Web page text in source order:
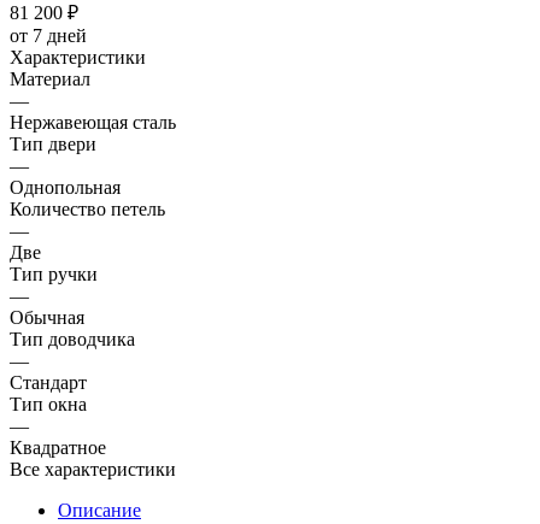
81 200 ₽
от 7 дней
Характеристики
Материал
—
Нержавеющая сталь
Тип двери
—
Однопольная
Количество петель
—
Две
Тип ручки
—
Обычная
Тип доводчика
—
Стандарт
Тип окна
—
Квадратное
Все характеристики
Описание